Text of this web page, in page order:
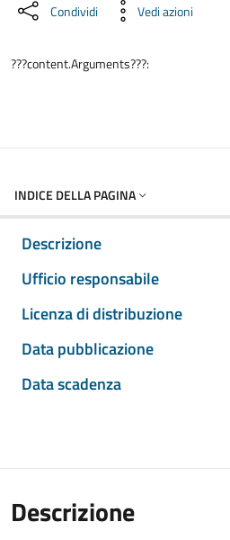
Condividi Vedi azioni
???content.Arguments???:
INDICE DELLA PAGINA
Descrizione
Ufficio responsabile
Licenza di distribuzione
Data pubblicazione
Data scadenza
Descrizione